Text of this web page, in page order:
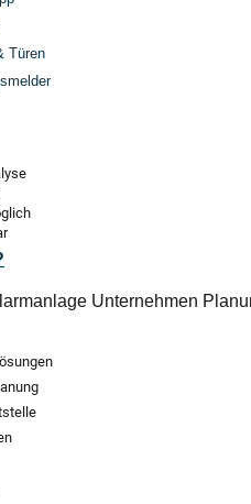
Türen